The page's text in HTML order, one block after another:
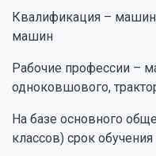
Квалификация –
машин
Рабочие профессии –
одноковшового,
На базе основного
классов) срок